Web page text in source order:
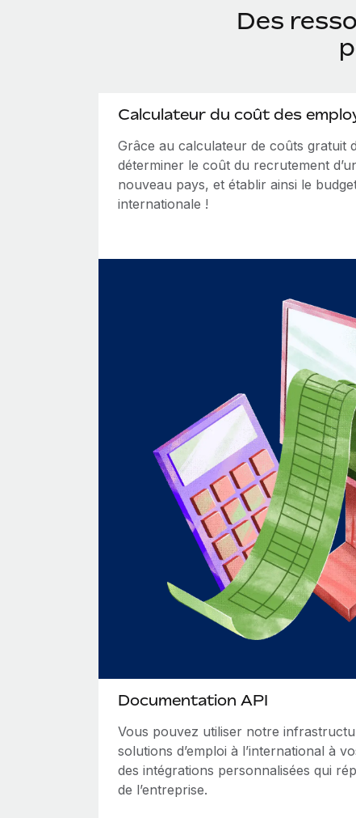
Des
Calculateur du coût des
Grâce au calculateur de coûts gratuit
déterminer le coût du recrutement
nouveau pays, et établir ainsi le
internationale !
Documentation API
Vous pouvez utiliser notre
solutions d’emploi à l’international à
des intégrations personnalisées qui
de l’entreprise.